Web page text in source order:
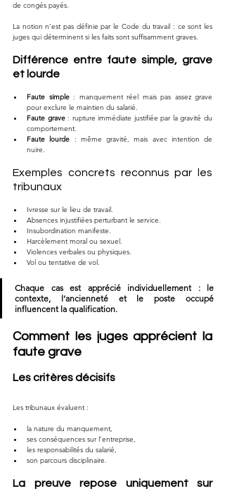
de congés payés.
La notion n’est pas définie par le Code du travail : ce sont les
juges qui déterminent si les faits sont suffisamment graves.
Différence entre faute simple, grave
et lourde
Faute simple : manquement réel mais pas assez grave
pour exclure le maintien du salarié.
Faute grave : rupture immédiate justifiée par la gravité du
comportement.
Faute lourde : même gravité, mais avec intention de
nuire.
Exemples concrets reconnus par les
tribunaux
Ivresse sur le lieu de travail.
Absences injustifiées perturbant le service.
Insubordination manifeste.
Harcèlement moral ou sexuel.
Violences verbales ou physiques.
Vol ou tentative de vol.
Chaque cas est apprécié individuellement : le
contexte, l’ancienneté et le poste occupé
influencent la qualification.
Comment les juges apprécient la
faute grave
Les critères décisifs
Les tribunaux évaluent :
la nature du manquement,
ses conséquences sur l’entreprise,
les responsabilités du salarié,
son parcours disciplinaire.
La preuve repose uniquement sur